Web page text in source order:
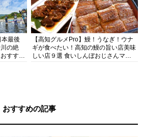
本最後
の絶
すすめ
【高知グルメPro】鰻！うなぎ！ウナ
ギが食べたい！高知の鰻の旨い店美味
しい店９選 食いしんぼおじさんマッ
おすすめの記事